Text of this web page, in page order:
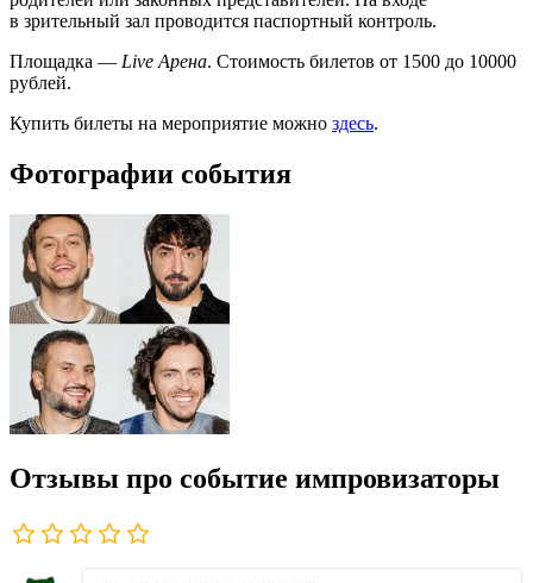
в зрительный зал проводится паспортный контроль.
Площадка — Live Арена. Стоимость билетов от 1500 до 10000
рублей.
Купить билеты на мероприятие можно здесь.
Фотографии события
Отзывы про событие импровизаторы